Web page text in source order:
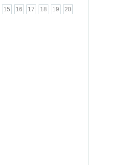
15 16 17 18 19
20